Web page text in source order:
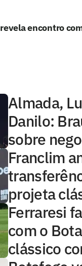
encontro
Almada,
Danilo:
sobre
Franclim
projeta
Ferraresi
com o
clássico